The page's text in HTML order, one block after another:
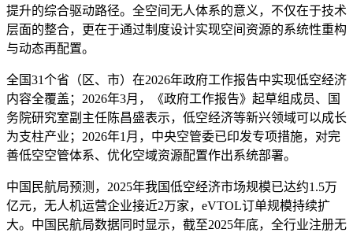
提升的综合驱动路径。全空间无人体系的意义，不仅在于技术
层面的整合，更在于通过制度设计实现空间资源的系统性重构
与动态再配置。
全国31个省（区、市）在2026年政府工作报告中实现低空经济
内容全覆盖；2026年3月，《政府工作报告》起草组成员、国
务院研究室副主任陈昌盛表示，低空经济等新兴领域可以成长
为支柱产业；2026年1月，中央空管委已印发专项措施，对完
善低空空管体系、优化空域资源配置作出系统部署。
中国民航局预测，2025年我国低空经济市场规模已达约1.5万
亿元，无人机运营企业接近2万家，eVTOL订单规模持续扩
大。中国民航局数据同时显示，截至2025年底，全行业注册无